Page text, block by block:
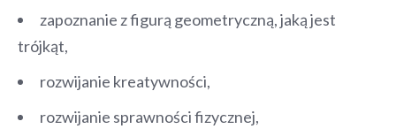
zapoznanie z figurą geometryczną, jaką jest
trójkąt,
rozwijanie kreatywności,
rozwijanie sprawności fizycznej,